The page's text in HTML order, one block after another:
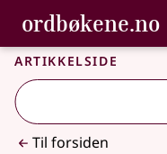
Gå til
Tilgjengelighet
ordbøkene.no
Bokmålsordboka og
Artikkelside
Til forsiden